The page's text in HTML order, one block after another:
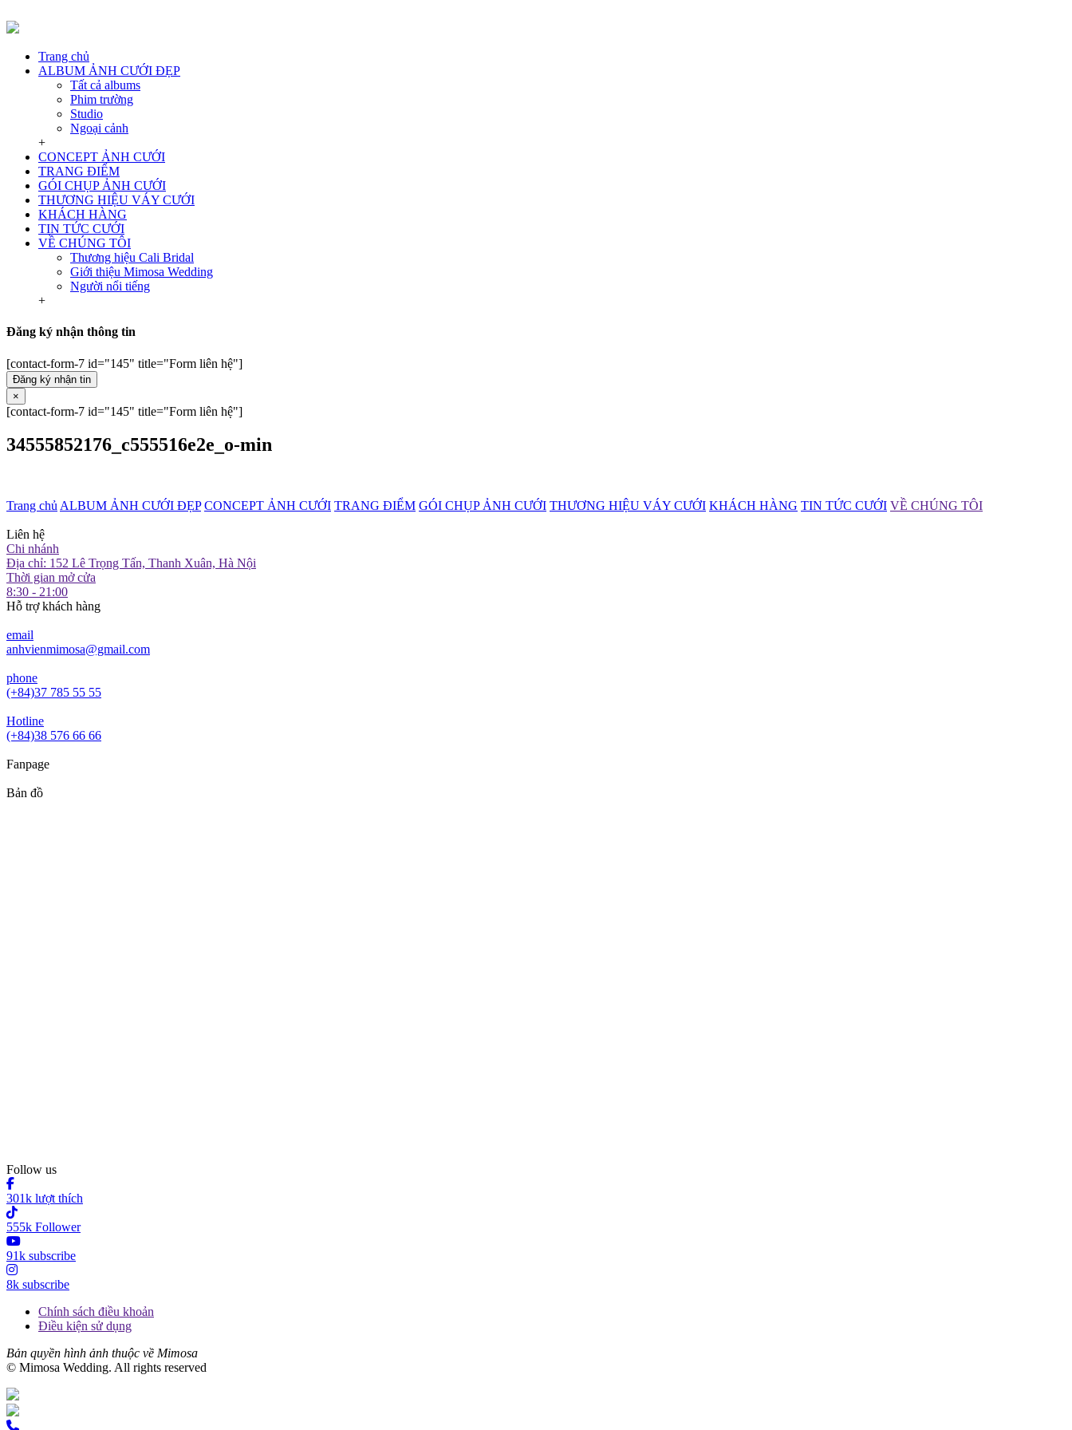
Trang chủ
ALBUM ẢNH CƯỚI ĐẸP
Tất cả albums
Phim trường
Studio
Ngoại cảnh
+
CONCEPT ẢNH CƯỚI
TRANG ĐIỂM
GÓI CHỤP ẢNH CƯỚI
THƯƠNG HIỆU VÁY CƯỚI
KHÁCH HÀNG
TIN TỨC CƯỚI
VỀ CHÚNG TÔI
Thương hiệu Cali Bridal
Giới thiệu Mimosa Wedding
Người nổi tiếng
+
Đăng ký nhận thông tin
[contact-form-7 id="145" title="Form liên hệ"]
Đăng ký nhận tin
×
[contact-form-7 id="145" title="Form liên hệ"]
34555852176_c555516e2e_o-min
Trang chủ ALBUM ẢNH CƯỚI ĐẸP CONCEPT ẢNH CƯỚI TRANG ĐIỂM GÓI CHỤP ẢNH CƯỚI THƯƠNG HIỆU VÁY CƯỚI KHÁCH HÀNG TIN TỨC CƯỚI VỀ CHÚNG TÔI
Liên hệ
Chi nhánh
Địa chỉ: 152 Lê Trọng Tấn, Thanh Xuân, Hà Nội
Thời gian mở cửa
8:30 - 21:00
Hỗ trợ khách hàng
email
anhvienmimosa@gmail.com
phone
(+84)37 785 55 55
Hotline
(+84)38 576 66 66
Fanpage
Bản đồ
Follow us
301k lượt thích
555k Follower
91k subscribe
8k subscribe
Chính sách điều khoản
Điều kiện sử dụng
Bản quyền hình ảnh thuộc về Mimosa
© Mimosa Wedding. All rights reserved